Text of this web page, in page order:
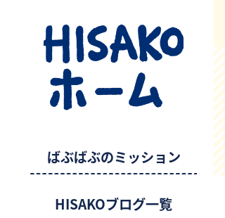
ばぶばぶのミッション
HISAKOブログ一覧